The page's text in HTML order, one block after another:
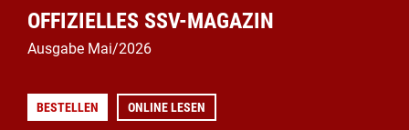
OFFIZIELLES SSV-MAGAZIN
Ausgabe Mai/2026
BESTELLEN ONLINE LESEN